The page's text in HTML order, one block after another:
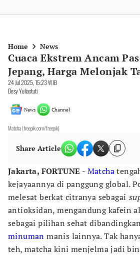
Home News
Cuaca Ekstrem Ancam
Jepang, Harga Melonjak
24 Jul 2025, 15:23 WIB
Desy Yuliastuti
News Channel
Matcha (freepik.com/freepik)
Share Article
Jakarta, FORTUNE - Matcha
kejayaannya di panggung global.
melesat berkat citranya sebagai
antioksidan, mengandung kafein
sebagai pilihan sehat
minuman manis lainnya. Tak
teh, matcha kini menjelma jadi